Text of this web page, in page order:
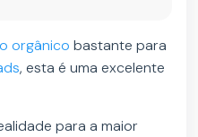
orgânico bastante para
, esta é uma excelente
para a maior